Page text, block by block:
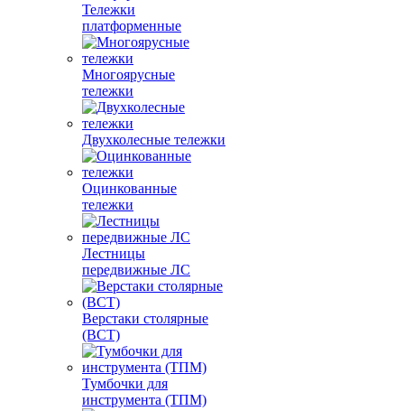
Тележки
платформенные
Многоярусные
тележки
Двухколесные тележки
Оцинкованные
тележки
Лестницы
передвижные ЛС
Верстаки столярные
(ВСТ)
Тумбочки для
инструмента (ТПМ)